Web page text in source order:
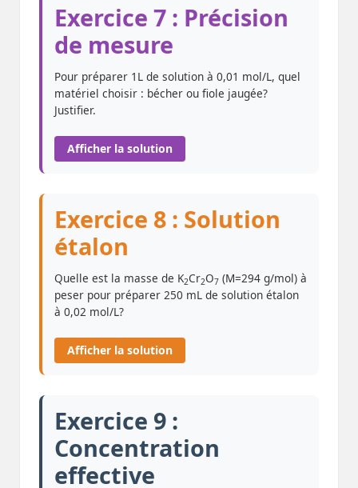
Exercice 7 : Précision
de mesure
Pour préparer 1L de solution à 0,01 mol/L, quel
matériel choisir : bécher ou fiole jaugée?
Justifier.
Afficher la solution
Exercice 8 : Solution
étalon
Quelle est la masse de K2Cr2O7 (M=294 g/mol) à
peser pour préparer 250 mL de solution étalon
à 0,02 mol/L?
Afficher la solution
Exercice 9 :
Concentration
effective